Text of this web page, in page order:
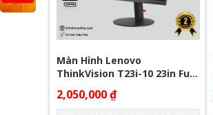
Màn Hình Lenovo
ThinkVision T23i-10 23in Full
2,050,000 ₫